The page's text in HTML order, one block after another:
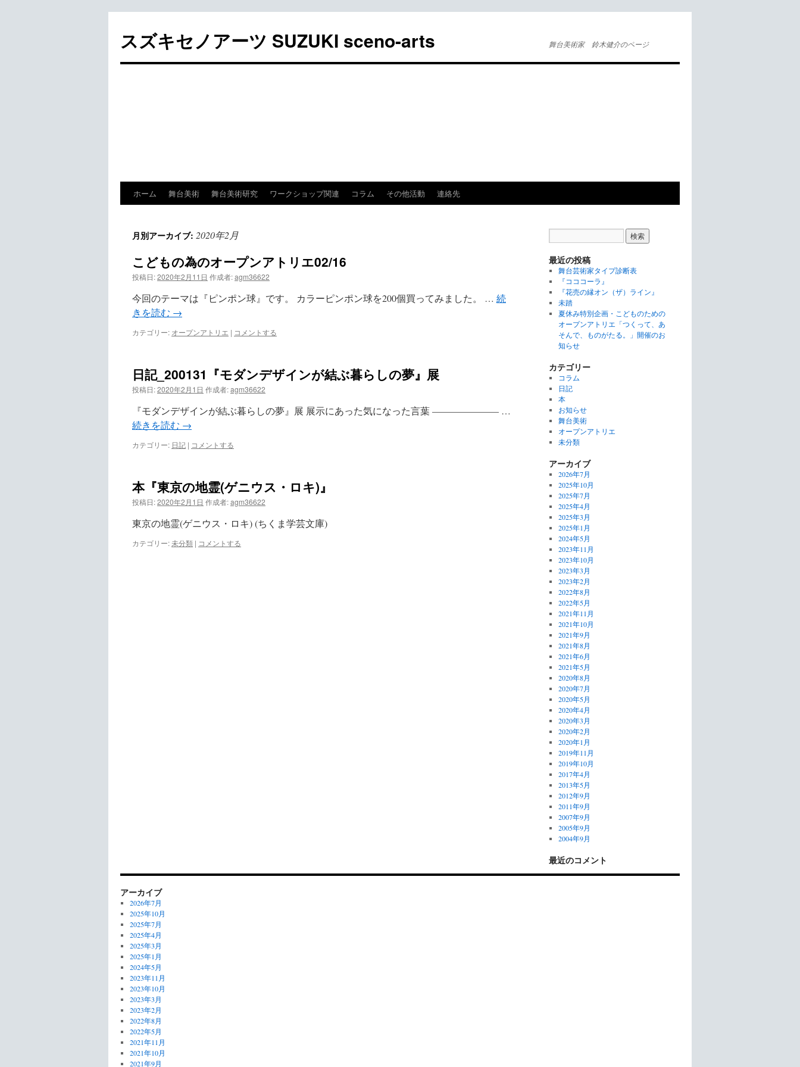
スズキセノアーツ SUZUKI sceno-arts 舞台美術家 鈴木健介のページ
テ
ホーム 舞台美術 舞台美術研究 ワークショップ関連 コラム その他活動 連絡先
月別アーカイブ: 2020年2月
こどもの為のオープンアトリエ02/16
投稿日:2020年2月11日 作成者:agm36622
今回のテーマは『ピンポン球』です。 カラーピンポン球を200個買ってみました。 … 続
きを読む →
カテゴリー: オープンアトリエ | コメントする
日記_200131『モダンデザインが結ぶ暮らしの夢』展
投稿日:2020年2月1日 作成者:agm36622
『モダンデザインが結ぶ暮らしの夢』展 展示にあった気になった言葉 ——————— …
続きを読む →
カテゴリー: 日記 | コメントする
本『東京の地霊(ゲニウス・ロキ)』
投稿日:2020年2月1日 作成者:agm36622
東京の地霊(ゲニウス・ロキ) (ちくま学芸文庫)
カテゴリー:未分類 | コメントする
最近の投稿
舞台芸術家タイプ診断表
『コココーラ』
『花売の縁オン（ザ）ライン』
未踏
夏休み特別企画・こどものための
オープンアトリエ「つくって、あ
そんで、ものがたる。」開催のお
知らせ
カテゴリー
コラム
日記
本
お知らせ
舞台美術
オープンアトリエ
未分類
アーカイブ
2026年7月
2025年10月
2025年7月
2025年4月
2025年3月
2025年1月
2024年5月
2023年11月
2023年10月
2023年3月
2023年2月
2022年8月
2022年5月
2021年11月
2021年10月
2021年9月
2021年8月
2021年6月
2021年5月
2020年8月
2020年7月
2020年5月
2020年4月
2020年3月
2020年2月
2020年1月
2019年11月
2019年10月
2017年4月
2013年5月
2012年9月
2011年9月
2007年9月
2005年9月
2004年9月
最近のコメント
アーカイブ
2026年7月
2025年10月
2025年7月
2025年4月
2025年3月
2025年1月
2024年5月
2023年11月
2023年10月
2023年3月
2023年2月
2022年8月
2022年5月
2021年11月
2021年10月
2021年9月